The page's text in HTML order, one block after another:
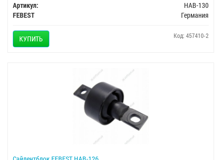
Артикул:
HAB-130
FEBEST
Германия
КУПИТЬ Код: 457410-2